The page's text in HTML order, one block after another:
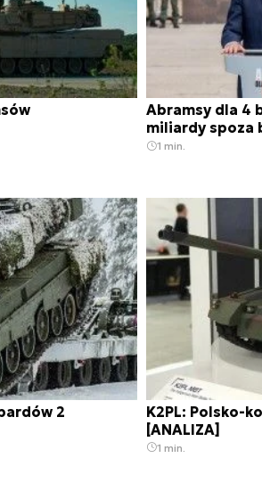
Abramsy dla 4
miliardy spoza
1 min.
2
K2PL: Polsko-
[ANALIZA]
1 min.